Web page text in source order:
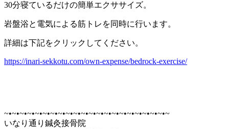
30分寝ているだけの簡単エクササイズ。
岩盤浴と電気による筋トレを同時に行います。
詳細は下記をクリックしてください。
https://inari-sekkotu.com/own-expense/bedrock-exercise/
~•~•~•~•~•~•~•~•~•~•~•~•~•~•~•~•~•~•~•~•~•~
いなり通り鍼灸接骨院